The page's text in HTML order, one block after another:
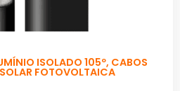
ISOLADO 105º, CABOS
FOTOVOLTAICA